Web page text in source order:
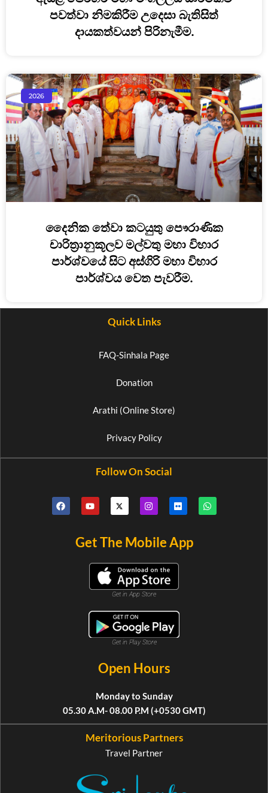
පවත්වා නිමකිරීම උදෙසා බැතිසිත්
දායකත්වයන් පිරිනැමීම.
2026
දෛනික තේවා කටයුතු පෞරාණික
චාරිත්‍රානුකූලව මල්වතු මහා විහාර
පාර්ශ්වයේ සිට අස්ගිරි මහා විහාර
පාර්ශ්වය වෙත පැවරීම.
Quick Links
FAQ-Sinhala Page
Donation
Arathi (Online Store)
Privacy Policy
Follow On Social
Get The Mobile App
Get in App Store
Get in Play Store
Open Hours
Monday to Sunday
05.30 A.M- 08.00 P.M (+0530 GMT)
Meritorious Partners
Travel Partner